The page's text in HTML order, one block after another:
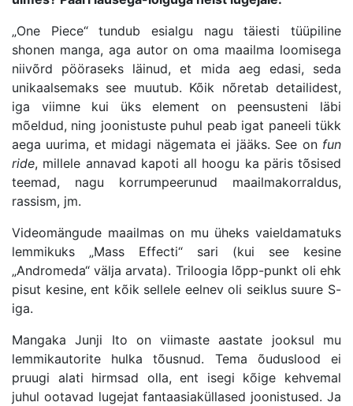
„One Piece“ tundub esialgu nagu täiesti tüüpiline
shonen manga, aga autor on oma maailma loomisega
niivõrd pööraseks läinud, et mida aeg edasi, seda
unikaalsemaks see muutub. Kõik nõretab detailidest,
iga viimne kui üks element on peensusteni läbi
mõeldud, ning joonistuste puhul peab igat paneeli tükk
aega uurima, et midagi nägemata ei jääks. See on fun
ride, millele annavad kapoti all hoogu ka päris tõsised
teemad, nagu korrumpeerunud maailmakorraldus,
rassism, jm.
Videomängude maailmas on mu üheks vaieldamatuks
lemmikuks „Mass Effecti“ sari (kui see kesine
„Andromeda“ välja arvata). Triloogia lõpp-punkt oli ehk
pisut kesine, ent kõik sellele eelnev oli seiklus suure S-
iga.
Mangaka Junji Ito on viimaste aastate jooksul mu
lemmikautorite hulka tõusnud. Tema õuduslood ei
pruugi alati hirmsad olla, ent isegi kõige kehvemal
juhul ootavad lugejat fantaasiaküllased joonistused. Ja